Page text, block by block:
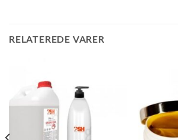
RELATEREDE VARER